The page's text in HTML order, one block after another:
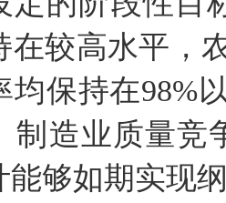
在较高水平，
均保持在98%
制造业质量竞
够如期实现